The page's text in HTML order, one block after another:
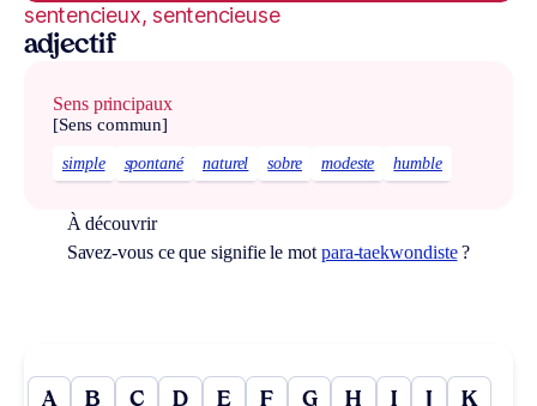
sentencieux, sentencieuse
adjectif
Sens principaux
[Sens commun]
simple spontané naturel sobre modeste humble
À découvrir
Savez-vous ce que signifie le mot para-taekwondiste?
A B C D E F G H I J K